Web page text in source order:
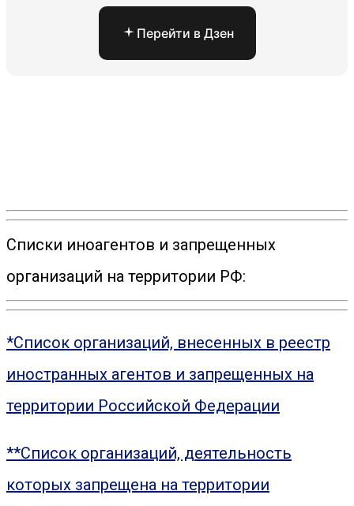
Перейти в Дзен
Списки иноагентов и запрещенных
организаций на территории РФ:
*Список организаций, внесенных в реестр
иностранных агентов и запрещенных на
территории Российской Федерации
**Список организаций, деятельность
которых запрещена на территории